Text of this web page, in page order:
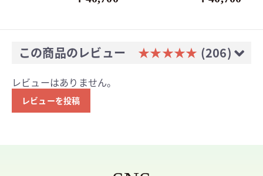
この商品のレビュー ★★★★★ (206)
レビューはありません。
レビューを投稿